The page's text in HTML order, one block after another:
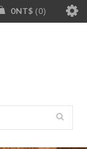
0NT$ 0